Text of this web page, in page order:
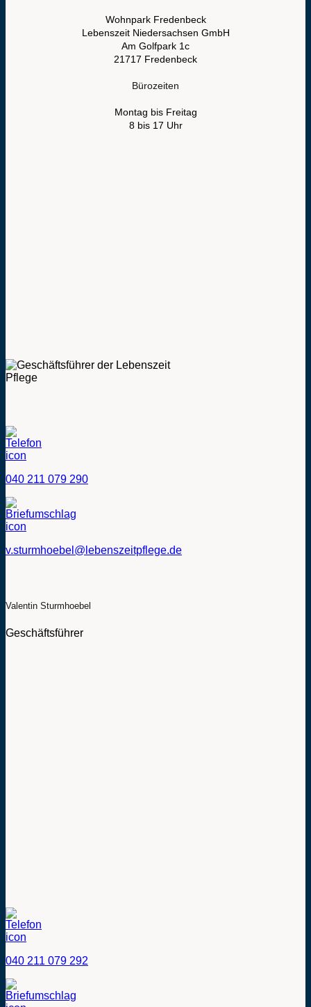
Wohnpark Fredenbeck
Lebenszeit Niedersachsen GmbH
Am Golfpark 1c
21717 Fredenbeck
Bürozeiten
Montag bis Freitag
8 bis 17 Uhr
040 211 079 290
v.sturmhoebel@lebenszeitpflege.de
Valentin Sturmhoebel
Geschäftsführer
040 211 079 292